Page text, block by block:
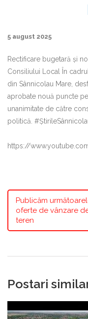
5 august 2025
Rectificare bugetară și
Consiliului Local În
din Sânnicolau Mare,
aprobate nouă puncte
unanimitate de către
politică.
https://
Publicăm
oferte de vânzare
teren
Postari